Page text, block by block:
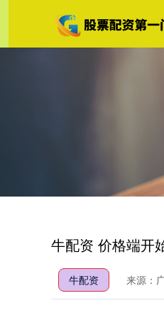
牛配资 价格端开
牛配资 来源：